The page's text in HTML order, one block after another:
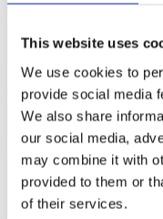
This website uses
We use cookies to
provide social media
We also share
our social media,
may combine it with
provided to them or
of their services.
overlader intet til
CONTACT US
Phone:+45 81 77 02 50
E-mail:
EMA
Politikker
Købsbetingelser